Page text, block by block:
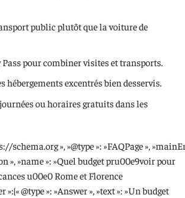
public plutôt que la voiture de
pour combiner visites et transports.
hébergements excentrés bien desservis.
ou horaires gratuits dans les
schema.org », »@type »: »FAQPage »,
», »name »: »Quel budget pru00e9voir pour
u00e0 Rome et Florence
»:{« @type »: »Answer », »text »: »Un budget